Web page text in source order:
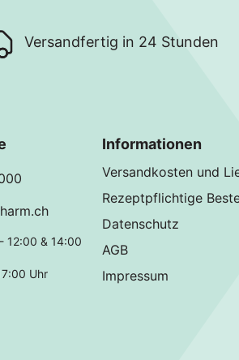
Versandfertig in 24 Stunden
12:00 & 14:00
Uhr
Informationen
Versandkosten und
Rezeptpflichtige
Datenschutz
AGB
Impressum